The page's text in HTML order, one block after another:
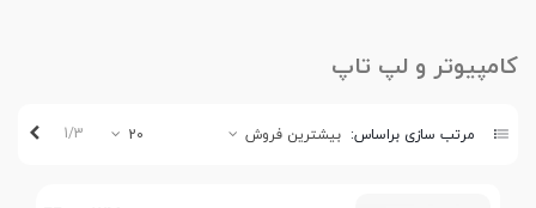
کامپیوتر و لپ تاپ
مرتب سازی براساس: بیشترین فروش 20
1/3